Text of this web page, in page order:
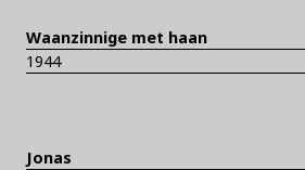
Waanzinnige met haan
1944
Jonas